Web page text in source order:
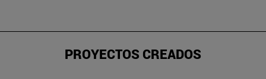
PROYECTOS CREADOS